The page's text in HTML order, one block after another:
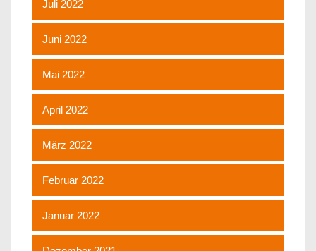
Juli 2022
Juni 2022
Mai 2022
April 2022
März 2022
Februar 2022
Januar 2022